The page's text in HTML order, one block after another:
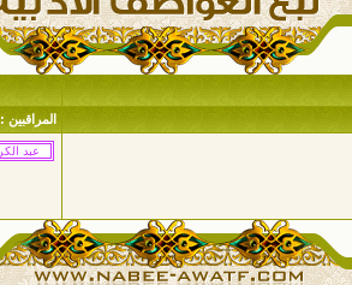
المراقبين : 2